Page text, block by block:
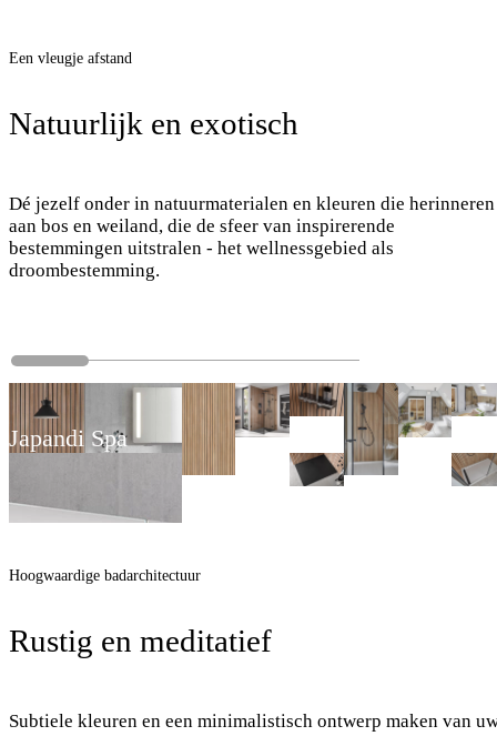
Een vleugje afstand
Natuurlijk en exotisch
Dé jezelf onder in natuurmaterialen en kleuren die herinneren
aan bos en weiland, die de sfeer van inspirerende
bestemmingen uitstralen - het wellnessgebied als
droombestemming.
Japandi Spa
Hoogwaardige badarchitectuur
Rustig en meditatief
Subtiele kleuren en een minimalistisch ontwerp maken van